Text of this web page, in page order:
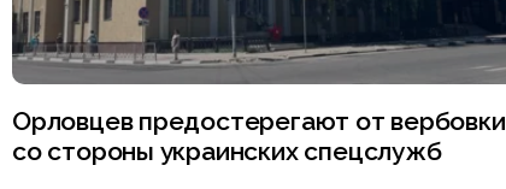
Орловцев предостерегают от вербовки
со стороны украинских спецслужб